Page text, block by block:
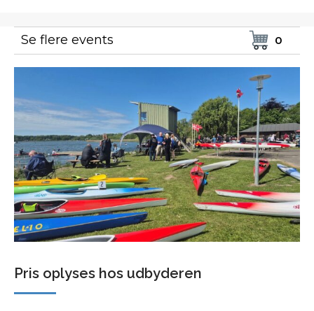
Se flere events 0
Pris oplyses hos udbyderen